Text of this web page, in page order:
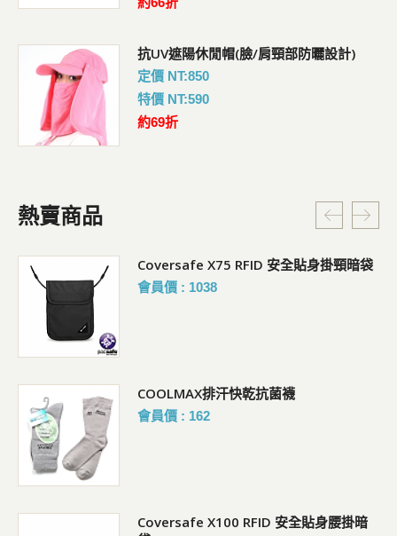
抗UV遮陽休閒帽(臉/肩頸部防曬設計)
定價 NT:850
特價 NT:590
約69折
熱賣商品
Coversafe X75 RFID 安全貼身掛頸暗袋
會員價 : 1038
COOLMAX排汗快乾抗菌襪
會員價 : 162
Coversafe X100 RFID 安全貼身腰掛暗